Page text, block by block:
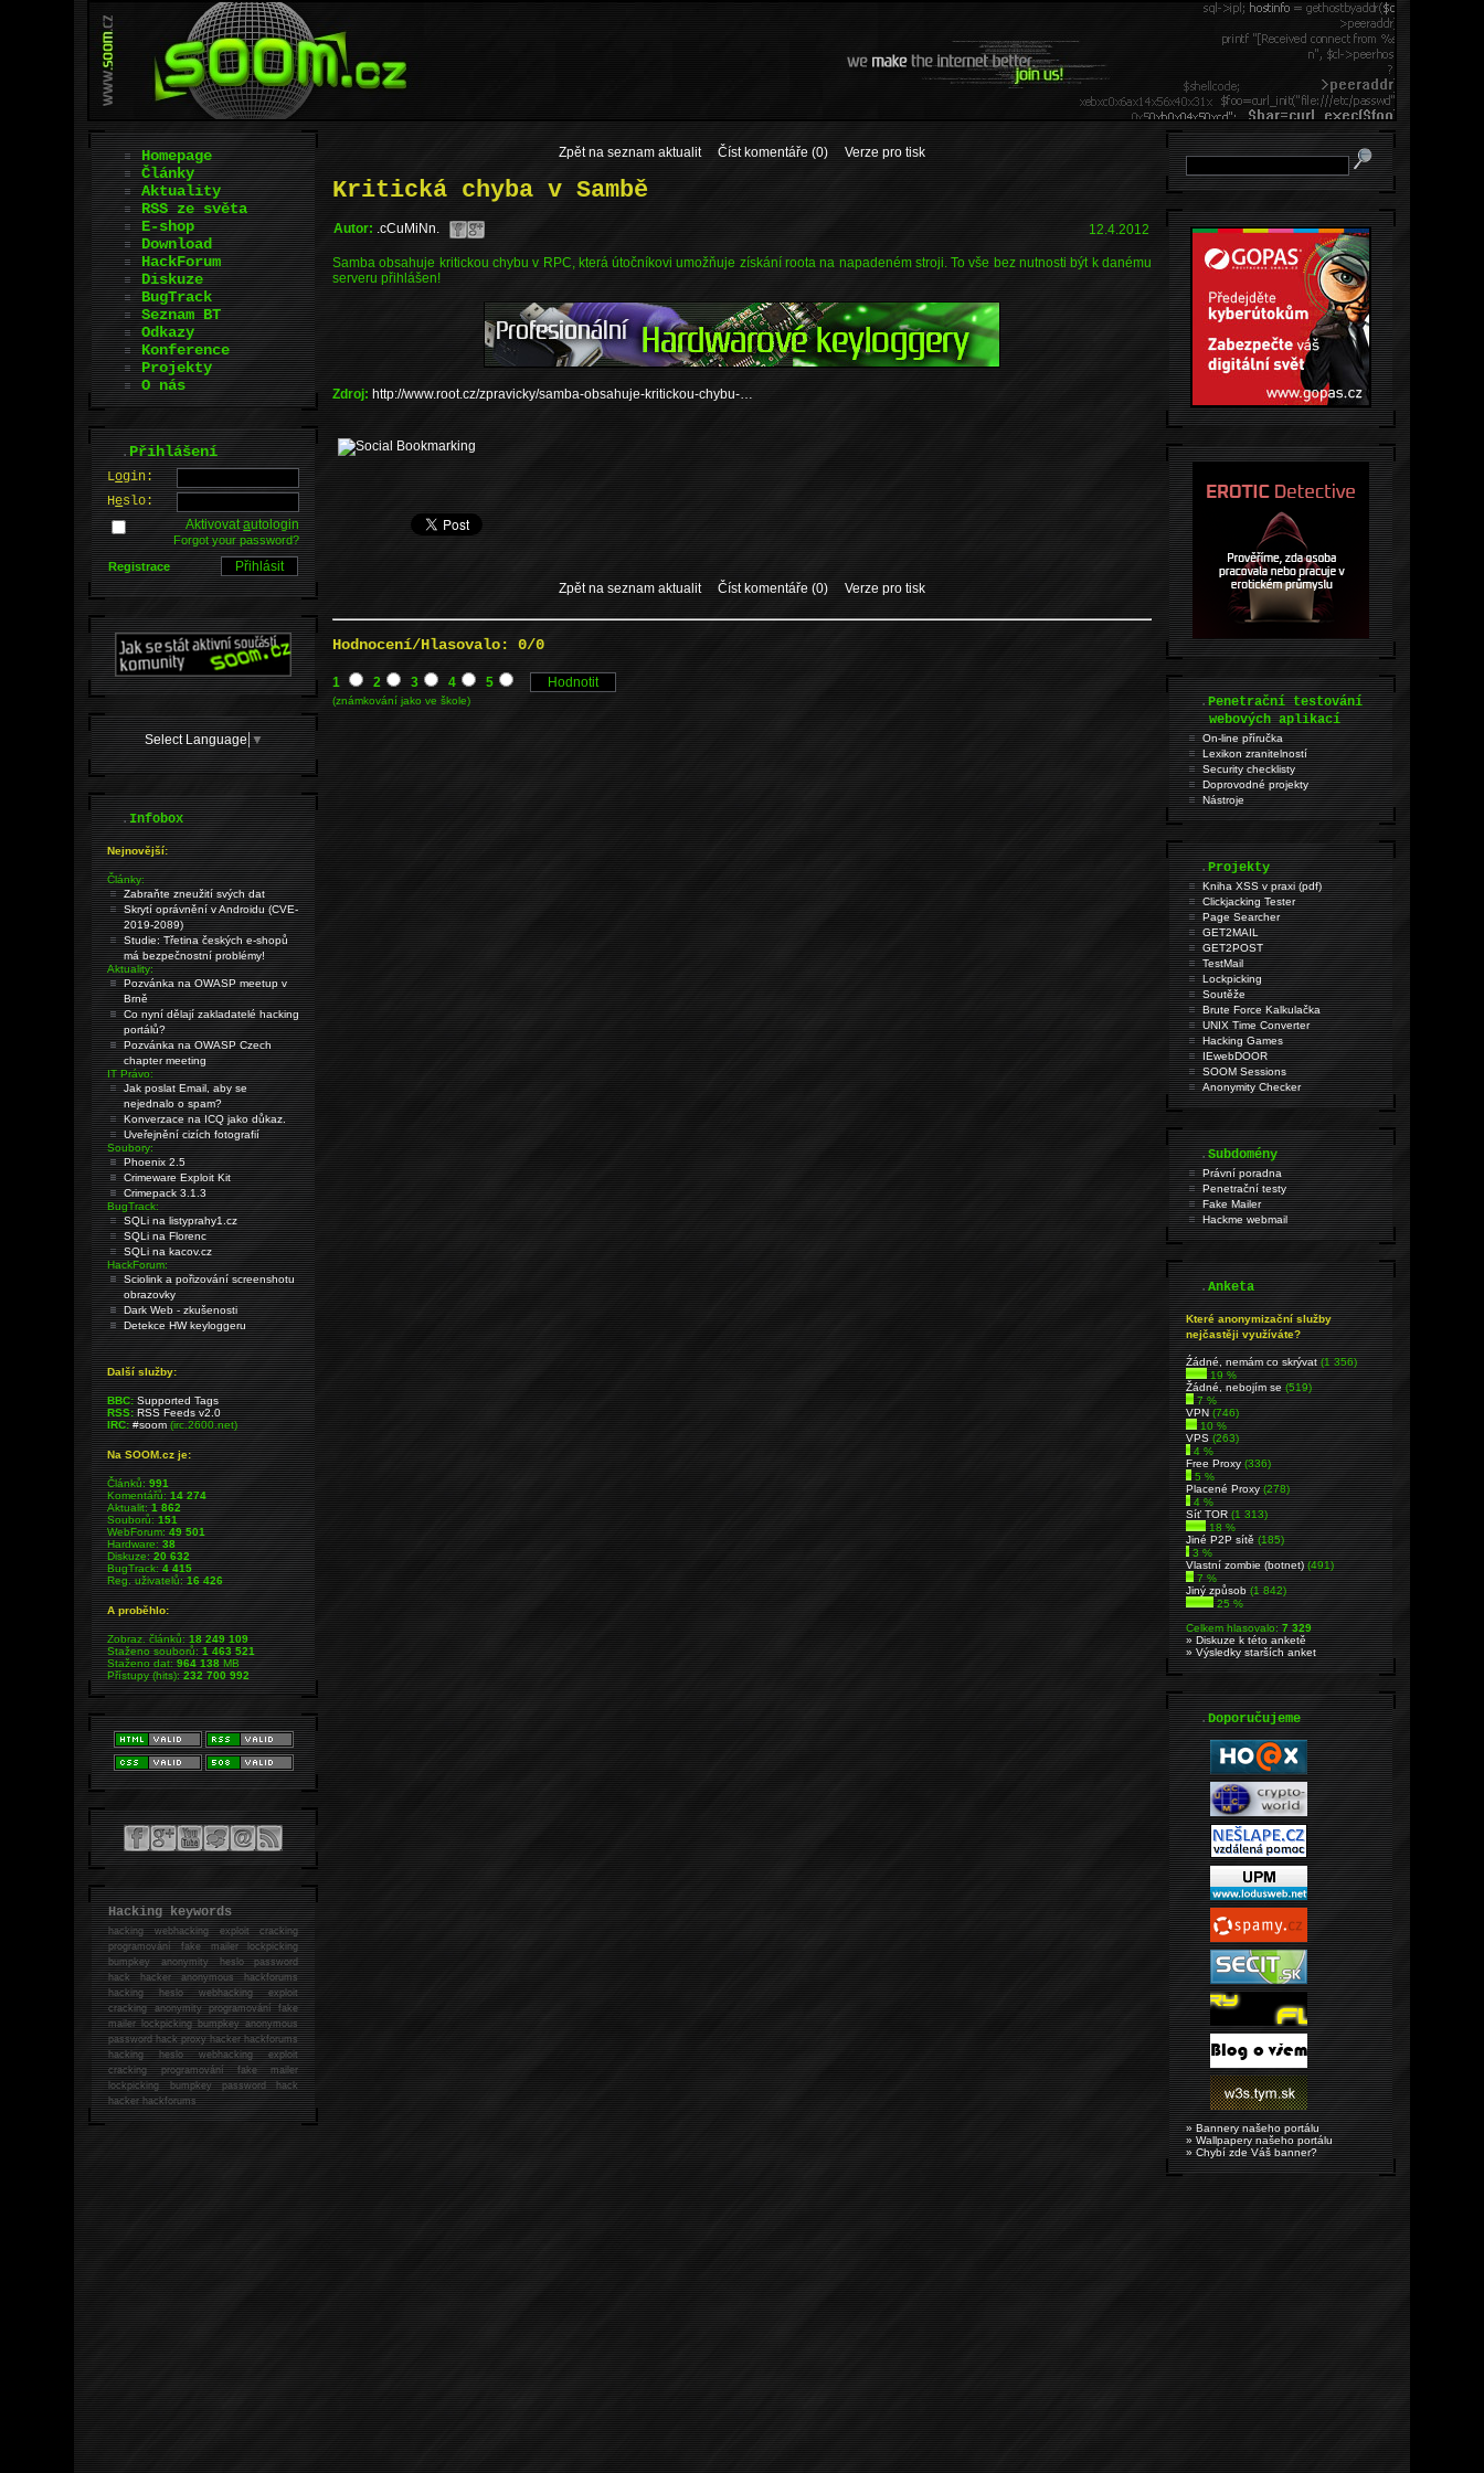
Zpět na seznam aktualit Číst komentáře (0) Verze pro tisk
Kritická chyba v Sambě
Autor: .cCuMiNn. 12.4.2012
Samba obsahuje kritickou chybu v RPC, která útočníkovi umožňuje získání roota na napadeném stroji. To vše bez nutnosti být k danému
serveru přihlášen!
Zdroj: http://www.root.cz/zpravicky/samba-obsahuje-kritickou-chybu-…
Zpět na seznam aktualit Číst komentáře (0) Verze pro tisk
Hodnocení/Hlasovalo: 0/0
1 2 3 4 5
(známkování jako ve škole)
Homepage
Články
Aktuality
RSS ze světa
E-shop
Download
HackForum
Diskuze
BugTrack
Seznam BT
Odkazy
Konference
Projekty
O nás
.Přihlášení
Login:
Heslo:
Aktivovatautologin
Forgot your password?
Registrace
Select Language ▼
.Infobox
Nejnovější:
Články:
Zabraňte zneužití svých dat
Skrytí oprávnění v Androidu (CVE-
2019-2089)
Studie: Třetina českých e-shopů
má bezpečnostní problémy!
Aktuality:
Pozvánka na OWASP meetup v
Brně
Co nyní dělají zakladatelé hacking
portálů?
Pozvánka na OWASP Czech
chapter meeting
IT Právo:
Jak poslat Email, aby se
nejednalo o spam?
Konverzace na ICQ jako důkaz.
Uveřejnění cizích fotografií
Soubory:
Phoenix 2.5
Crimeware Exploit Kit
Crimepack 3.1.3
BugTrack:
SQLi na listyprahy1.cz
SQLi na Florenc
SQLi na kacov.cz
HackForum:
Sciolink a pořizování screenshotu
obrazovky
Dark Web - zkušenosti
Detekce HW keyloggeru
Další služby:
BBC: Supported Tags
RSS: RSS Feeds v2.0
IRC: #soom(irc.2600.net)
Na SOOM.cz je:
Článků:991
Komentářů:14 274
Aktualit:1 862
Souborů:151
WebForum:49 501
Hardware:38
Diskuze:20 632
BugTrack:4 415
Reg. uživatelů:16 426
A proběhlo:
Zobraz. článků:18 249 109
Staženo souborů:1 463 521
Staženo dat:964 138MB
Přístupy (hits):232 700 992
Hacking keywords
hackingwebhacking exploit cracking
programování fake mailer lockpicking
bumpkey anonymity heslo password
hackhacker anonymous hackforums
hackingheslo webhacking exploit
cracking anonymity programování fake
mailer lockpicking bumpkey anonymous
password hack proxy hacker hackforums
hacking heslo webhacking exploit
cracking programování fake mailer
lockpicking bumpkey password hack
hackerhackforums
.Penetrační testování
webových aplikací
On-line příručka
Lexikon zranitelností
Security checklisty
Doprovodné projekty
Nástroje
.Projekty
Kniha XSS v praxi (pdf)
Clickjacking Tester
Page Searcher
GET2MAIL
GET2POST
TestMail
Lockpicking
Soutěže
Brute Force Kalkulačka
UNIX Time Converter
Hacking Games
IEwebDOOR
SOOM Sessions
Anonymity Checker
.Subdomény
Právní poradna
Penetrační testy
Fake Mailer
Hackme webmail
.Anketa
Které anonymizační služby
nejčastěji využíváte?
Źádné, nemám co skrývat(1 356)
19 %
Žádné, nebojím se(519)
7 %
VPN(746)
10 %
VPS(263)
4 %
Free Proxy(336)
5 %
Placené Proxy(278)
4 %
Síť TOR(1 313)
18 %
Jiné P2P sítě(185)
3 %
Vlastní zombie (botnet)(491)
7 %
Jiný způsob(1 842)
25 %
Celkem hlasovalo:7 329
» Diskuze k této anketě
» Výsledky starších anket
.Doporučujeme
» Bannery našeho portálu
» Wallpapery našeho portálu
» Chybí zde Váš banner?